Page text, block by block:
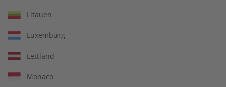
Litauen
Luxemburg
Lettland
Monaco